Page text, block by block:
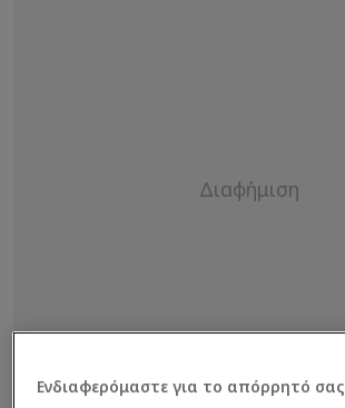
Ενδιαφερόμαστε για το απόρρητό σας